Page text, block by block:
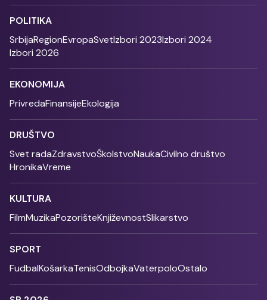
POLITIKA
SrbijaRegionEvropaSvetIzbori 2023Izbori 2024
Izbori 2026
EKONOMIJA
PrivredaFinansijeEkologija
DRUŠTVO
Svet radaZdravstvoŠkolstvoNaukaCivilno društvo
HronikaVreme
KULTURA
FilmMuzikaPozorišteKnjiževnostSlikarstvo
SPORT
FudbalKošarkaTenisOdbojkaVaterpoloOstalo